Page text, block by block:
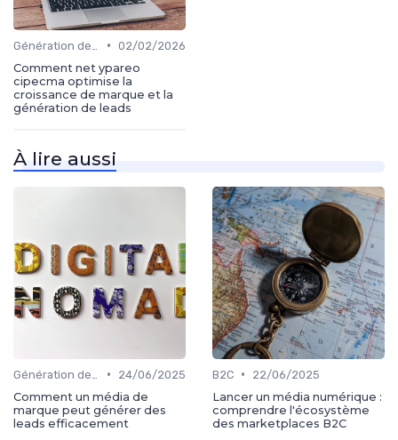
• 02/02/2026
Comment net ypareo
cipecma optimise la
croissance de marque et la
génération de leads
À lire aussi
•
24/06/2025
Comment un média de
marque peut générer des
leads efficacement
B2C •
22/06/2025
Lancer un média numérique :
comprendre l'écosystème
des marketplaces B2C